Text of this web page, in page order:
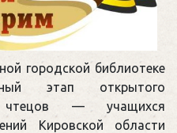
городской библиотеке
этап открытого
чтецов — учащихся
Кировской области